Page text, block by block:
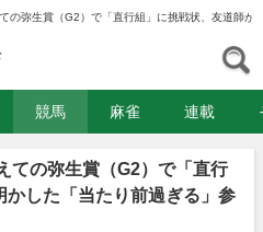
の弥生賞（G2）で「直行組」に挑戦状、友道師が
競馬 麻雀 連載
ての弥生賞（G2）で「直行
した「当たり前過ぎる」参